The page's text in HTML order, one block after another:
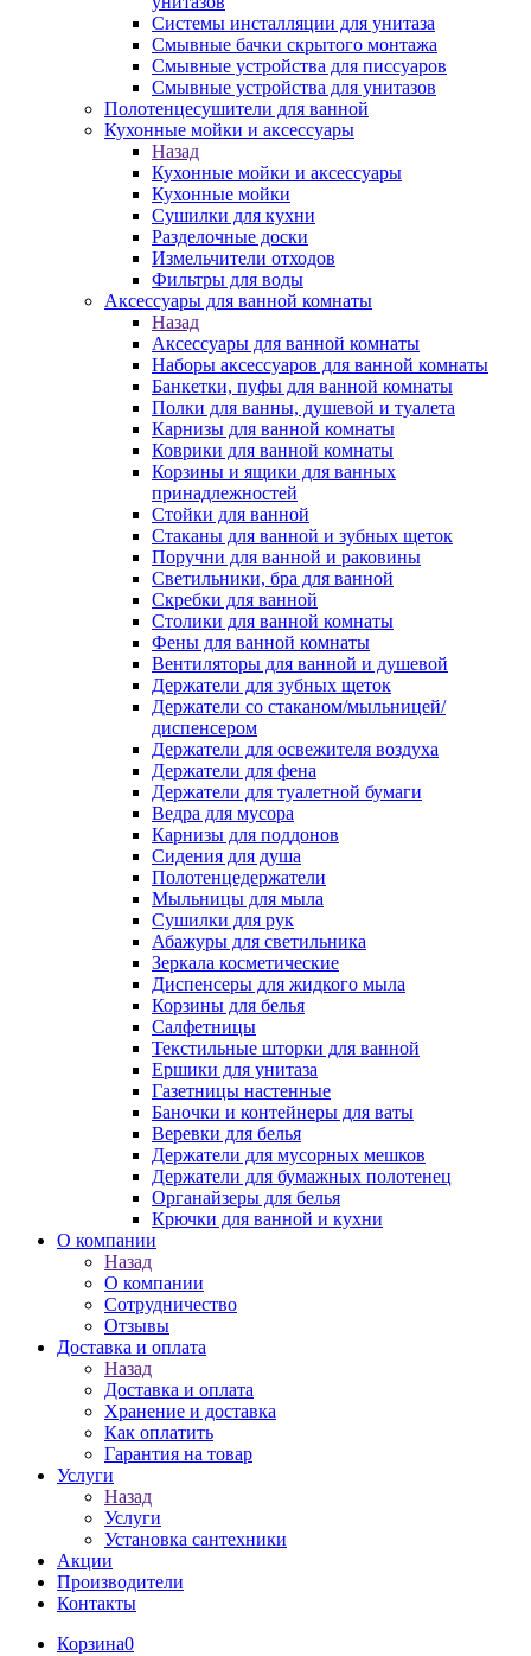
Системы инсталляции для унитаза
Смывные бачки скрытого монтажа
Смывные устройства для писсуаров
Смывные устройства для унитазов
Полотенцесушители для ванной
Кухонные мойки и аксессуары
Назад
Кухонные мойки и аксессуары
Кухонные мойки
Сушилки для кухни
Разделочные доски
Измельчители отходов
Фильтры для воды
Аксессуары для ванной комнаты
Назад
Аксессуары для ванной комнаты
Наборы аксессуаров для ванной комнаты
Банкетки, пуфы для ванной комнаты
Полки для ванны, душевой и туалета
Карнизы для ванной комнаты
Коврики для ванной комнаты
Корзины и ящики для ванных
принадлежностей
Стойки для ванной
Стаканы для ванной и зубных щеток
Поручни для ванной и раковины
Светильники, бра для ванной
Скребки для ванной
Столики для ванной комнаты
Фены для ванной комнаты
Вентиляторы для ванной и душевой
Держатели для зубных щеток
Держатели со стаканом/мыльницей/
диспенсером
Держатели для освежителя воздуха
Держатели для фена
Держатели для туалетной бумаги
Ведра для мусора
Карнизы для поддонов
Сидения для душа
Полотенцедержатели
Мыльницы для мыла
Сушилки для рук
Абажуры для светильника
Зеркала косметические
Диспенсеры для жидкого мыла
Корзины для белья
Салфетницы
Текстильные шторки для ванной
Ершики для унитаза
Газетницы настенные
Баночки и контейнеры для ваты
Веревки для белья
Держатели для мусорных мешков
Держатели для бумажных полотенец
Органайзеры для белья
Крючки для ванной и кухни
О компании
Назад
О компании
Сотрудничество
Отзывы
Доставка и оплата
Назад
Доставка и оплата
Хранение и доставка
Как оплатить
Гарантия на товар
Услуги
Назад
Услуги
Установка сантехники
Акции
Производители
Контакты
Корзина0